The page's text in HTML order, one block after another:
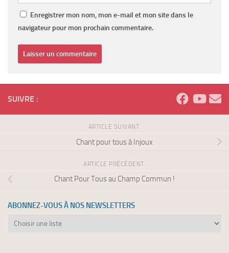
Enregistrer mon nom, mon e-mail et mon site dans le
navigateur pour mon prochain commentaire.
SUIVRE :
ARTICLE SUIVANT
Chant pour tous à Injoux
ARTICLE PRÉCÉDENT
Chant Pour Tous au Champ Commun !
ABONNEZ-VOUS À NOS NEWSLETTERS
Abonnez-